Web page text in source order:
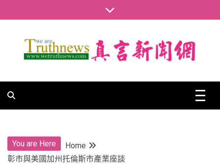
to
真言新聞網
You are Here
Home
彰市與美國加州托倫斯市產業座談